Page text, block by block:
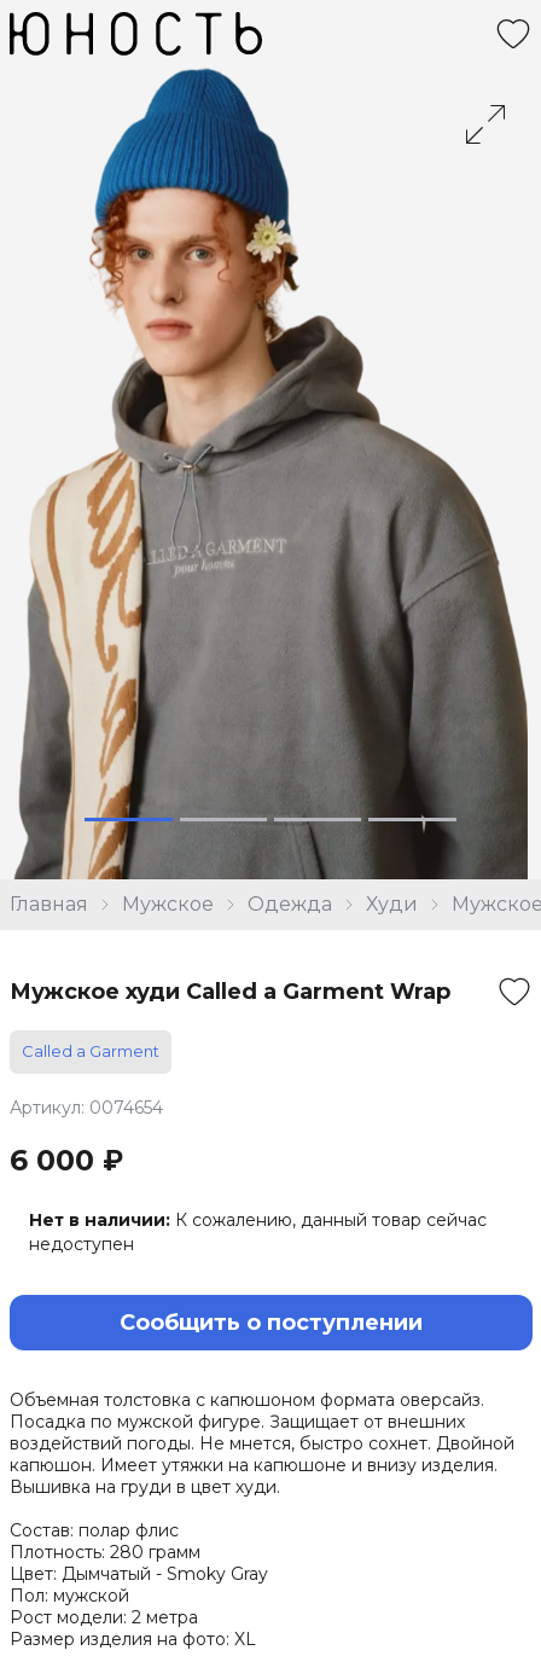
Главная Мужское Одежда Худи
Мужское худи Called a Garment Wrap
Called a Garment
Артикул: 0074654
6 000 ₽
Нет в наличии: К сожалению, данный товар сейчас
недоступен
Сообщить о поступлении
Объемная толстовка с капюшоном формата оверсайз.
Посадка по мужской фигуре. Защищает от внешних
воздействий погоды. Не мнется, быстро сохнет. Двойной
капюшон. Имеет утяжки на капюшоне и внизу изделия.
Вышивка на груди в цвет худи.
Состав: полар флис
Плотность: 280 грамм
Цвет: Дымчатый - Smoky Gray
Пол: мужской
Рост модели: 2 метра
Размер изделия на фото: XL